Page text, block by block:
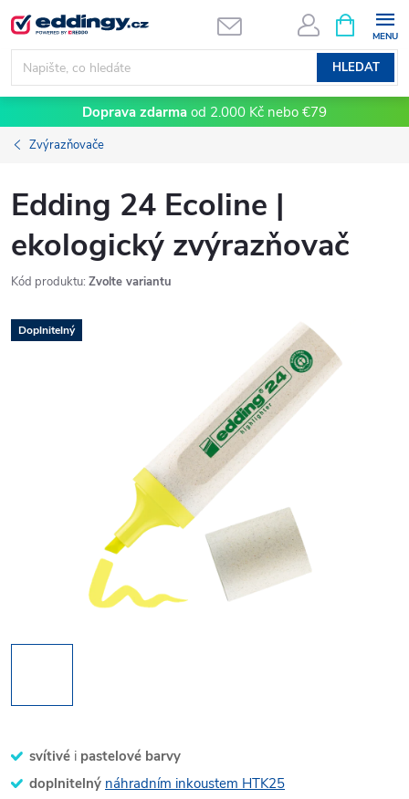
Přejít
na
obsah
HLEDAT
NÁKUPNÍ
KOŠÍK
Doprava zdarma od 2.000 Kč nebo €79
Zvýrazňovače
Edding 24 Ecoline |
ekologický zvýrazňovač
Kód produktu: Zvolte variantu
Doplnitelný
svítivé i pastelové barvy
doplnitelný náhradním inkoustem HTK25